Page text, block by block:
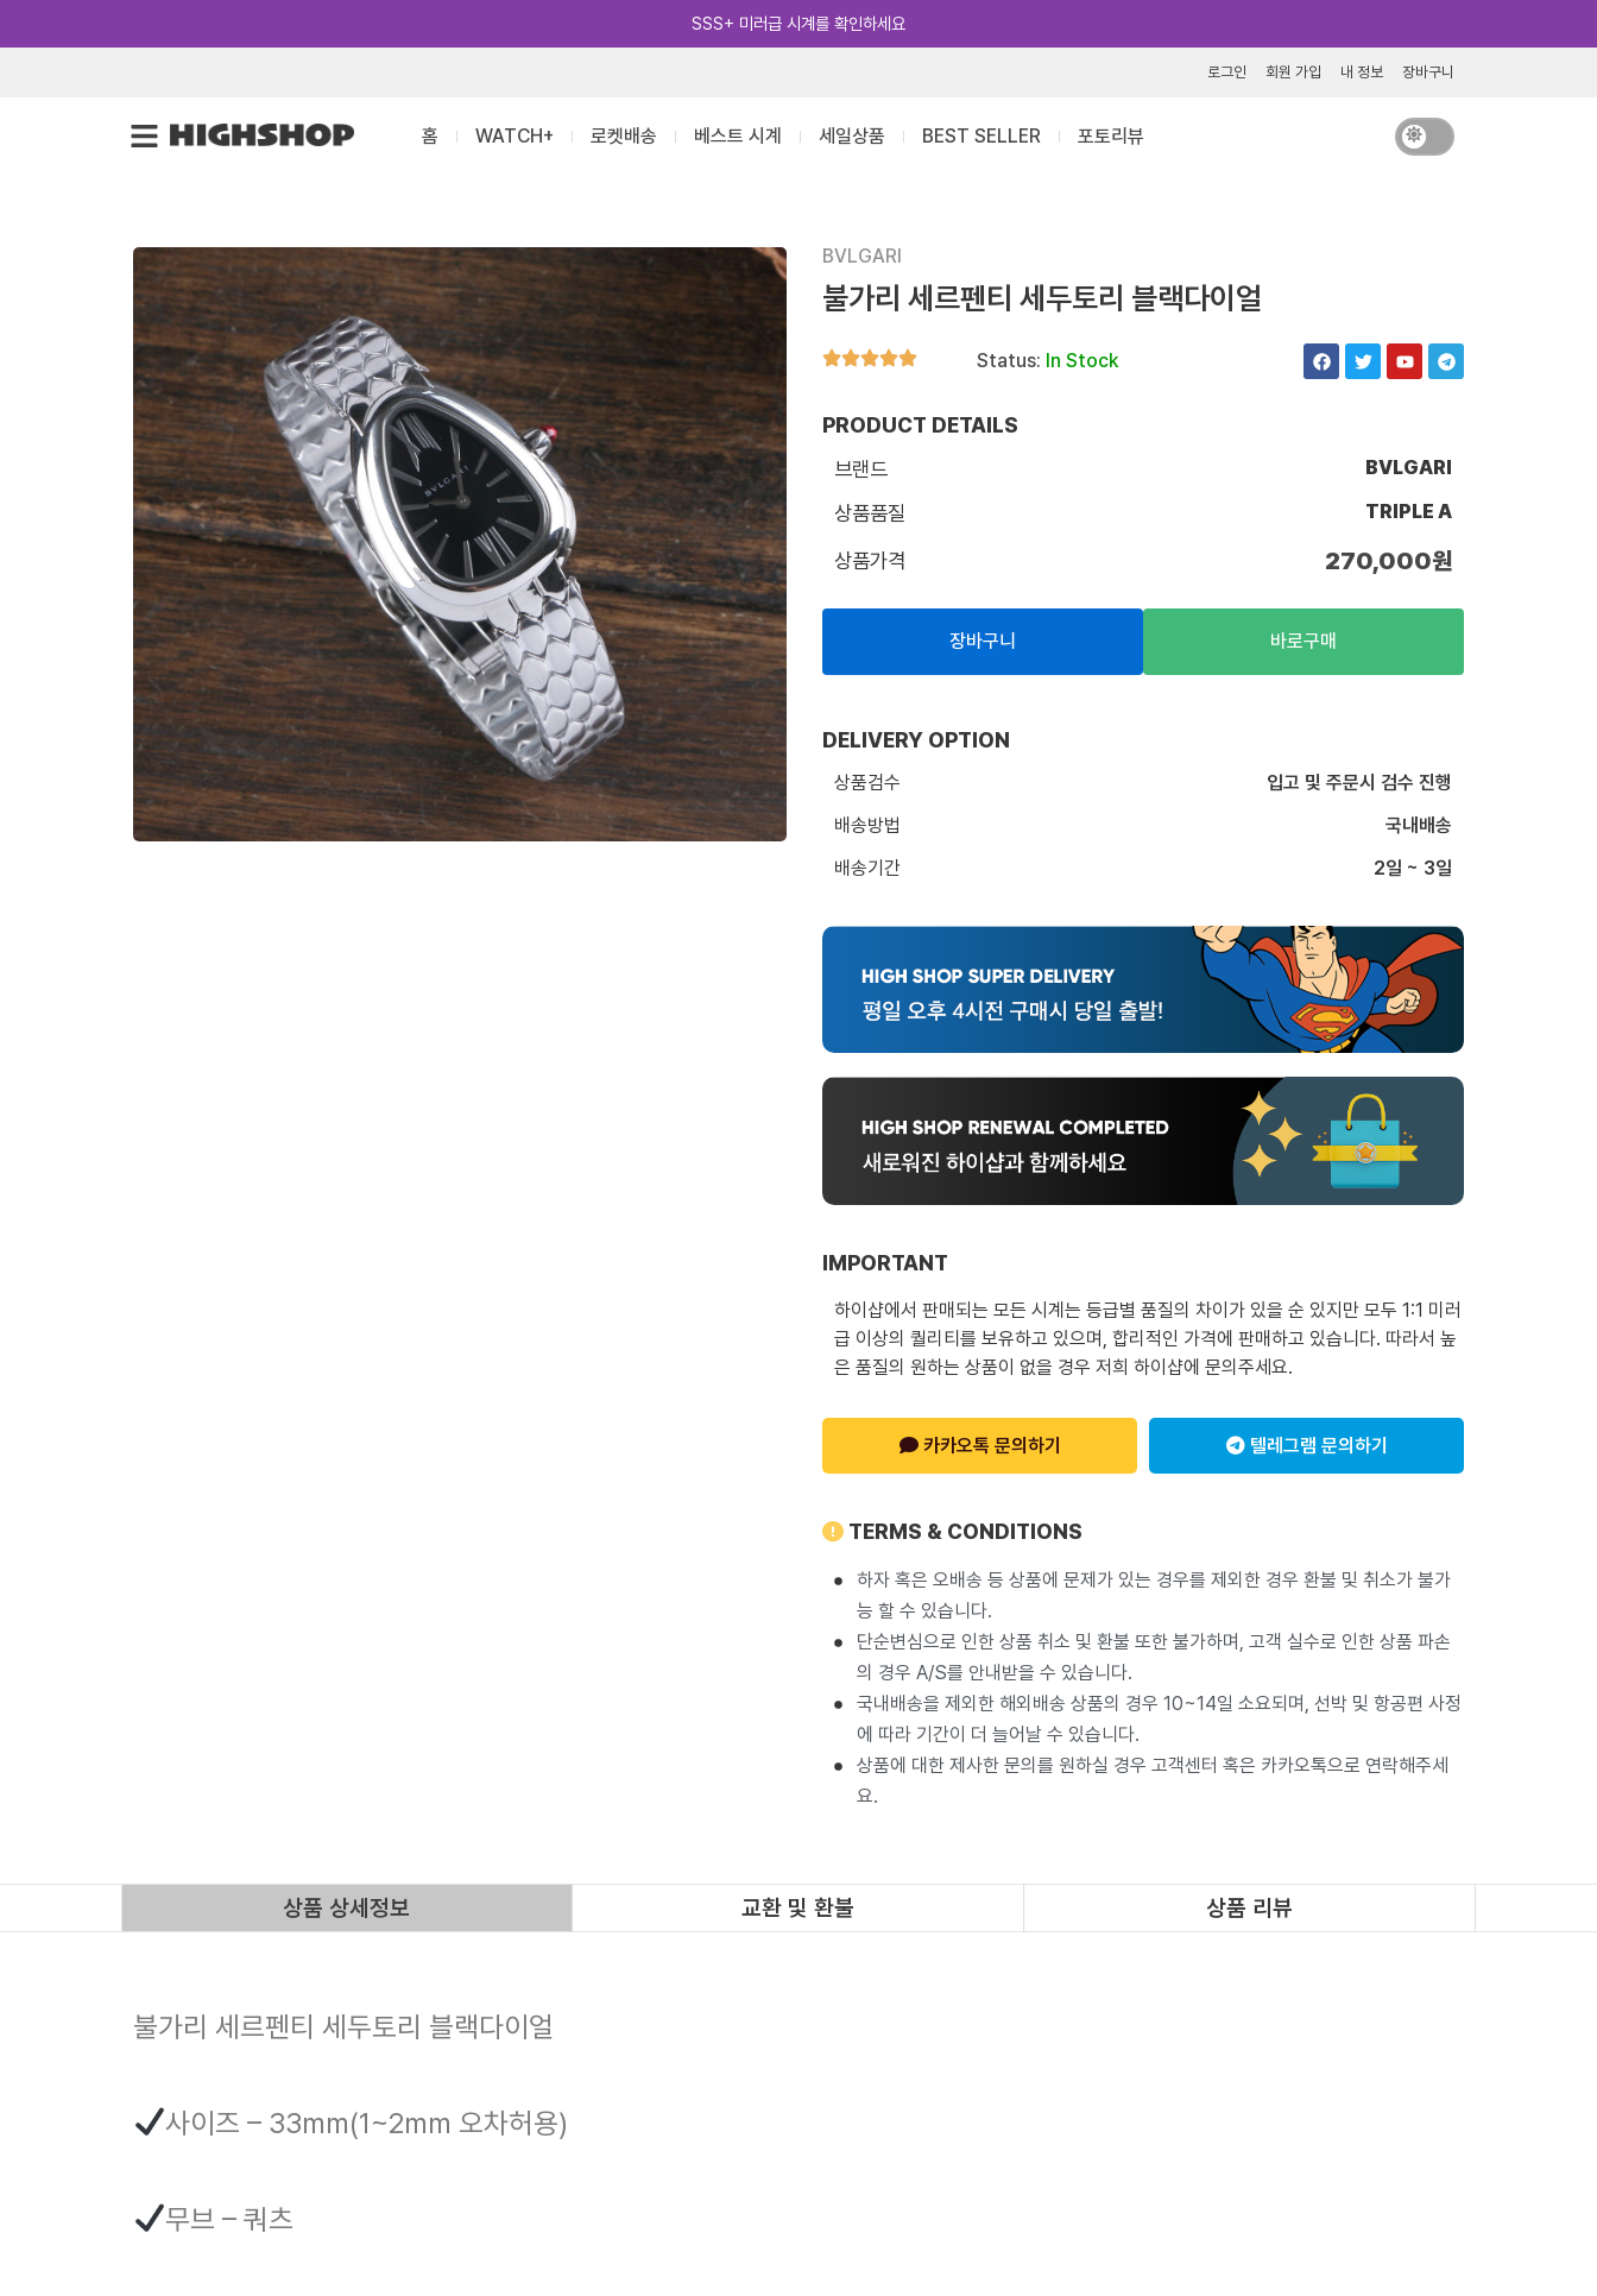
텐
카카오톡 추가 [바로가기]
로그인 회원 가입 내 정보 장바구니
홈 WATCH+ 로켓배송 베스트 시계 세일상품 BEST SELLER 포토리뷰
BVLGARI
불가리 세르펜티 세두토리 블랙다이얼
Status: In Stock
F
a
c
T
w
i
r
Y
o
u
e
T
e
l
a
m
PRODUCT DETAILS
브랜드
BVLGARI
상품품질 TRIPLE A
상품가격 270,000원
장바구니 바로구매
DELIVERY OPTION
상품검수
입고 및 주문시 검수 진행
배송방법
국내배송
배송기간
2일 ~ 3일
IMPORTANT
하이샵에서 판매되는 모든 시계는 등급별 품질의 차이가 있을 순 있지만 모두 1:1 미러
급 이상의 퀄리티를 보유하고 있으며, 합리적인 가격에 판매하고 있습니다. 따라서 높
은 품질의 원하는 상품이 없을 경우 저희 하이샵에 문의주세요.
카카오톡 문의하기 텔레그램 문의하기
TERMS & CONDITIONS
하자 혹은 오배송 등 상품에 문제가 있는 경우를 제외한 경우 환불 및 취소가 불가
능 할 수 있습니다.
단순변심으로 인한 상품 취소 및 환불 또한 불가하며, 고객 실수로 인한 상품 파손
의 경우 A/S를 안내받을 수 있습니다.
국내배송을 제외한 해외배송 상품의 경우 10~14일 소요되며, 선박 및 항공편 사정
에 따라 기간이 더 늘어날 수 있습니다.
상품에 대한 제사한 문의를 원하실 경우 고객센터 혹은 카카오톡으로 연락해주세
요.
상품 상세정보 교환 및 환불 상품 리뷰
불가리 세르펜티 세두토리 블랙다이얼
사이즈 – 33mm(1~2mm 오차허용)
무브 – 쿼츠